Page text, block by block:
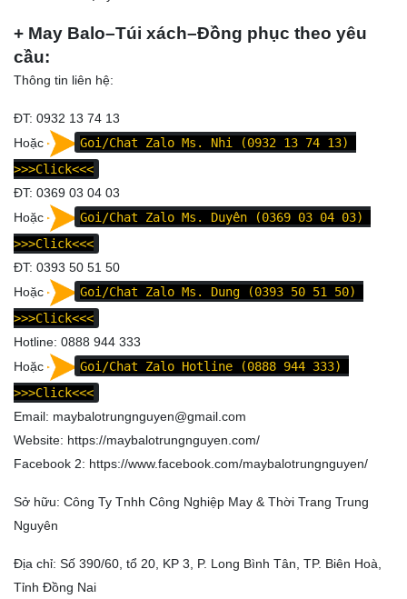
+ May Balo–Túi xách–Đồng phục theo yêu
cầu:
Thông tin liên hệ:
ĐT: 0932 13 74 13
Hoặc
Goi/Chat Zalo Ms. Nhi (0932 13 74 13)
>>>Click<<<
ĐT: 0369 03 04 03
Hoặc
Goi/Chat Zalo Ms. Duyên (0369 03 04 03)
>>>Click<<<
ĐT: 0393 50 51 50
Hoặc
Goi/Chat Zalo Ms. Dung (0393 50 51 50)
>>>Click<<<
Hotline: 0888 944 333
Hoặc
Goi/Chat Zalo Hotline (0888 944 333)
>>>Click<<<
Email: maybalotrungnguyen@gmail.com
Website: https://maybalotrungnguyen.com/
Facebook 2: https://www.facebook.com/maybalotrungnguyen/
Sở hữu: Công Ty Tnhh Công Nghiệp May & Thời Trang Trung
Nguyên
Địa chỉ: Số 390/60, tổ 20, KP 3, P. Long Bình Tân, TP. Biên Hoà,
Tỉnh Đồng Nai